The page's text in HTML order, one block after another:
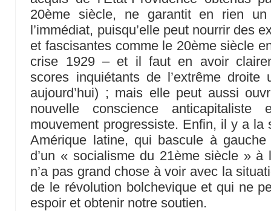
20ème siècle, ne garantit en rien un
l’immédiat, puisqu’elle peut nourrir des
et fascisantes comme le 20ème siècle
crise 1929 – et il faut en avoir
scores inquiétants de l’extrême
aujourd’hui) ; mais elle peut aussi
nouvelle conscience
mouvement progressiste. Enfin, il y a la
Amérique latine, qui bascule à
d’un « socialisme du 21ème siècle » à
n’a pas grand chose à voir avec la
de le révolution bolchevique et qui ne
espoir et obtenir notre soutien.